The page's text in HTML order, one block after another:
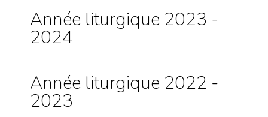
Année liturgique 2023 -
2024
Année liturgique 2022 -
2023